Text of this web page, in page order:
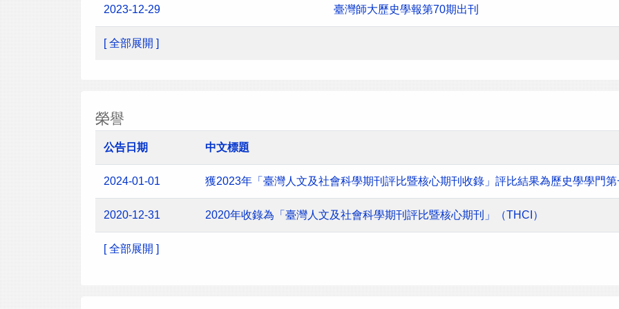
2023-12-29 臺灣師大歷史學報第70期出刊
[ 全部展開 ]
榮譽
公告日期 中文標題
2024-01-01 獲2023年「臺灣人文及社會科學期刊評比暨核心期刊收錄」評比結果為歷史學學門
2020-12-31 2020年收錄為「臺灣人文及社會科學期刊評比暨核心期刊」（THCI）
[ 全部展開 ]